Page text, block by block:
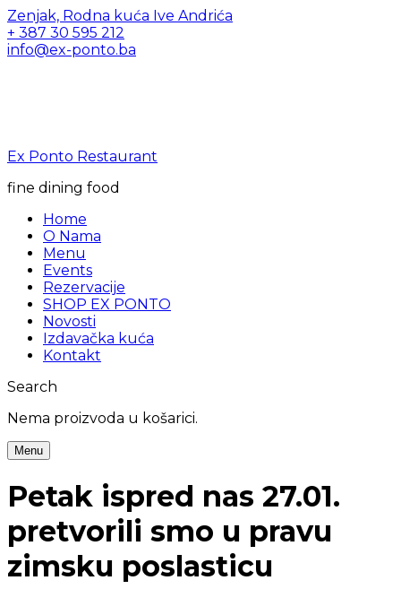
Zenjak, Rodna kuća Ive Andrića
+ 387 30 595 212
info@ex-ponto.ba
Ex Ponto Restaurant
fine dining food
Home
O Nama
Menu
Events
Rezervacije
SHOP EX PONTO
Novosti
Izdavačka kuća
Kontakt
Search
Nema proizvoda u košarici.
Menu
Petak ispred nas 27.01.
pretvorili smo u pravu
zimsku poslasticu